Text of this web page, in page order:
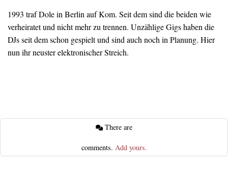
1993 traf Dole in Berlin auf Kom. Seit dem sind die beiden wie
verheiratet und nicht mehr zu trennen. Unzählige Gigs haben die
DJs seit dem schon gespielt und sind auch noch in Planung. Hier
nun ihr neuster elektronischer Streich.
comments. Add yours.